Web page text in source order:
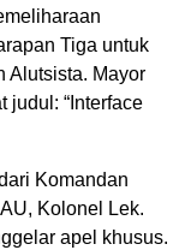
Tiga untuk
Alutsista. Mayor
judul: “Interface
Komandan
Kolonel Lek.
apel khusus.